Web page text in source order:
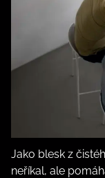
Jako blesk z
neříkal, ale